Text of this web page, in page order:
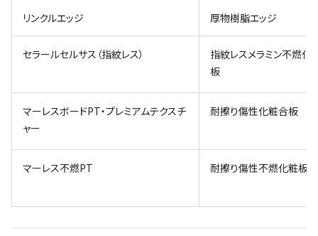
リンクルエッジ 厚物樹脂エッジ
セラールセルサス（指紋レス）
指紋レスメラミン不燃化
板
マーレスボードPT・プレミアムテクスチ
ャー
耐擦り傷性化粧合板
マーレス不燃PT 耐擦り傷性不燃化粧板